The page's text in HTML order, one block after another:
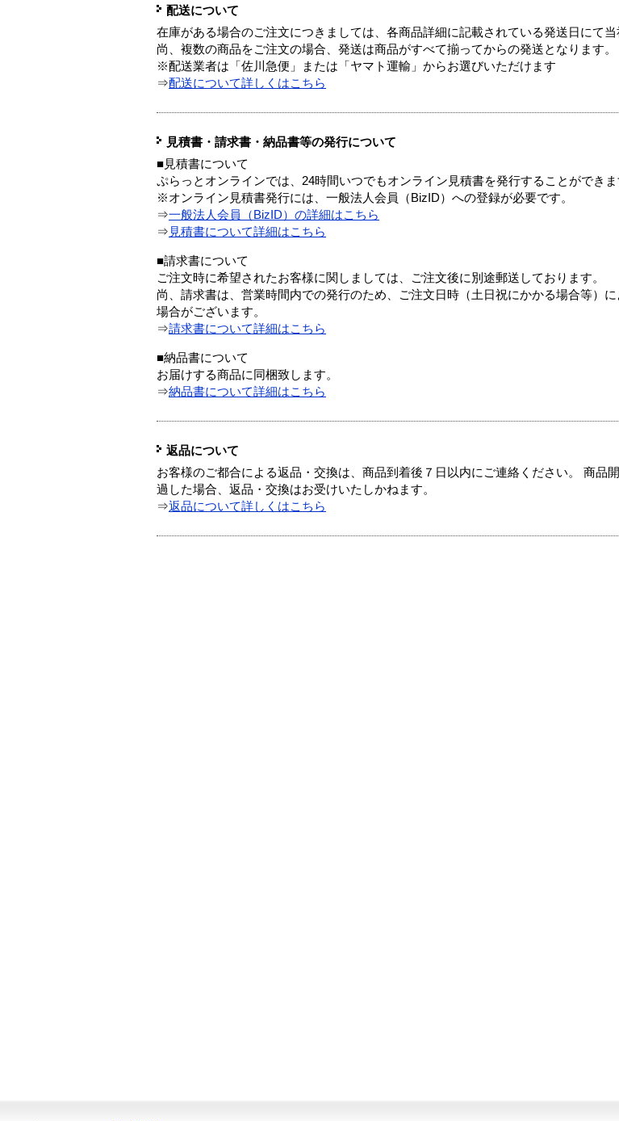
配送について
在庫がある場合のご注文につきましては、各商品詳細に記載されている発送日にて当
尚、複数の商品をご注文の場合、発送は商品がすべて揃ってからの発送となります。
※配送業者は「佐川急便」または「ヤマト運輸」からお選びいただけます
⇒配送について詳しくはこちら
見積書・請求書・納品書等の発行について
■見積書について
ぷらっとオンラインでは、24時間いつでもオンライン見積書を発行することができま
※オンライン見積書発行には、一般法人会員（BizID）への登録が必要です。
⇒一般法人会員（BizID）の詳細はこちら
⇒ 見積書について詳細はこちら
■請求書について
ご注文時に希望されたお客様に関しましては、ご注文後に別途郵送しております。
尚、請求書は、営業時間内での発行のため、ご注文日時（土日祝にかかる場合等）
場合がございます。
⇒請求書について詳細はこちら
■納品書について
お届けする商品に同梱致します。
⇒納品書について詳細はこちら
返品について
お客様のご都合による返品・交換は、商品到着後７日以内にご連絡ください。 商品
過した場合、返品・交換はお受けいたしかねます。
⇒返品について詳しくはこちら